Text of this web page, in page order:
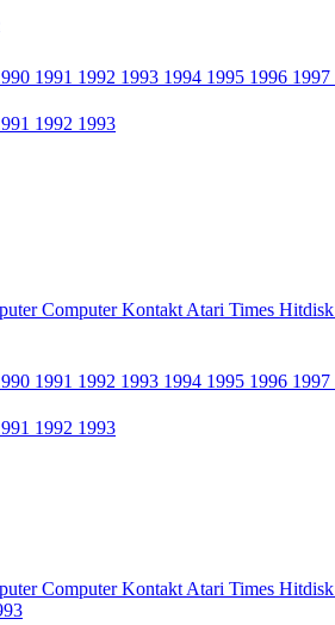
1991 1992 1993 1994 1995 1996 1997
1992 1993
Computer Kontakt Atari Times Hitdisk
1991 1992 1993 1994 1995 1996 1997
1992 1993
Computer Kontakt Atari Times Hitdisk